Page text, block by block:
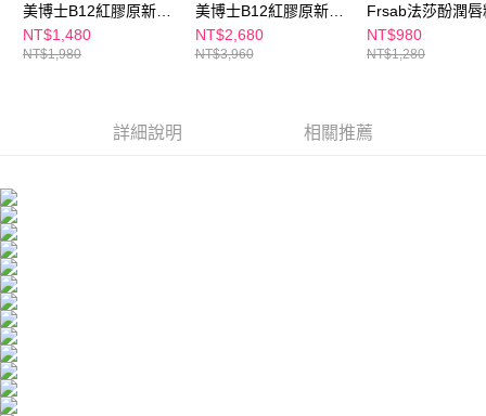
時審查核予不同之上限額度；若仍有額度不足之情形，本公司將視審查結果
請求用戶進行身份認證。
５．嚴禁一人註冊多個帳號或使用他人資訊註冊。若發現惡意使用之情形，
離島配送
每筆NT$150，滿NT$1,500(含以上)免運費
海外配送(澳門)
美博士B12紅膠原新生
撫紋眼霜(20ml) 紅外
泌紅熨斗眼霜
NT$1,480
NT$1,980
美博士B12紅膠原新生
撫紋眼霜(20ml) 紅外
泌紅熨斗眼霜+紅膠原
濕修護精華(30ml)_任
NT$2,680
NT$3,960
Frsab法莎酚潤唇
(9ml)
NT$980
NT$1,280
詳細說明 相關推薦